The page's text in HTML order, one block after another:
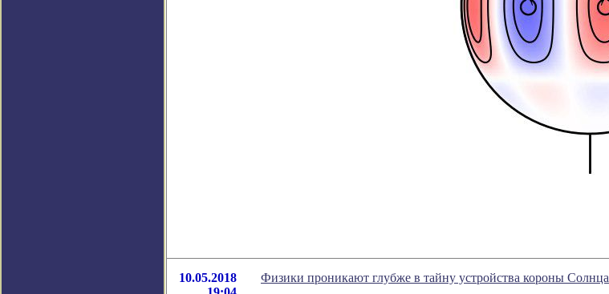
10.05.2018
Физики проникают глубже в тайну устройства короны Солнца